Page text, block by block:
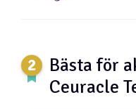
Bästa för
Ceuracle